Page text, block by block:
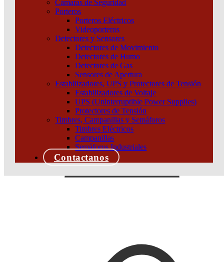
Cámaras de Seguridad
Porteros
Porteros Eléctricos
Videoporteros
Detectores y Sensores
Detectores de Movimiento
Detectores de Humo
Detectores de Gas
Sensores de Apertura
Estabilizadores, UPS y Protectores de Tensión
Estabilizadores de Voltaje
UPS (Uninterruptible Power Supplies)
Protectores de Tensión
Timbres, Campanillas y Semáforos
Timbres Eléctricos
Campanillas
Semáforos Industriales
Contactanos
Añadir al carrito